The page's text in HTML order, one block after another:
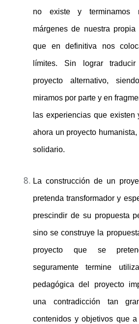
no existe y terminamos
márgenes de nuestra propia
que en definitiva nos
límites. Sin lograr traducir
proyecto alternativo,
miramos por parte y en
las experiencias que
ahora un proyecto
solidario.
La construcción de un
pretenda transformador y
prescindir de su propuesta
sino se construye la
proyecto que se
seguramente termine
pedagógica del proyecto
una contradicción tan
contenidos y objetivos que